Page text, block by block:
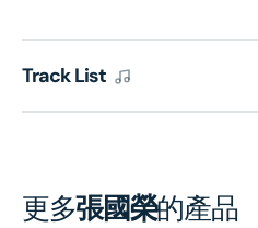
Track List
更多張國榮的產品